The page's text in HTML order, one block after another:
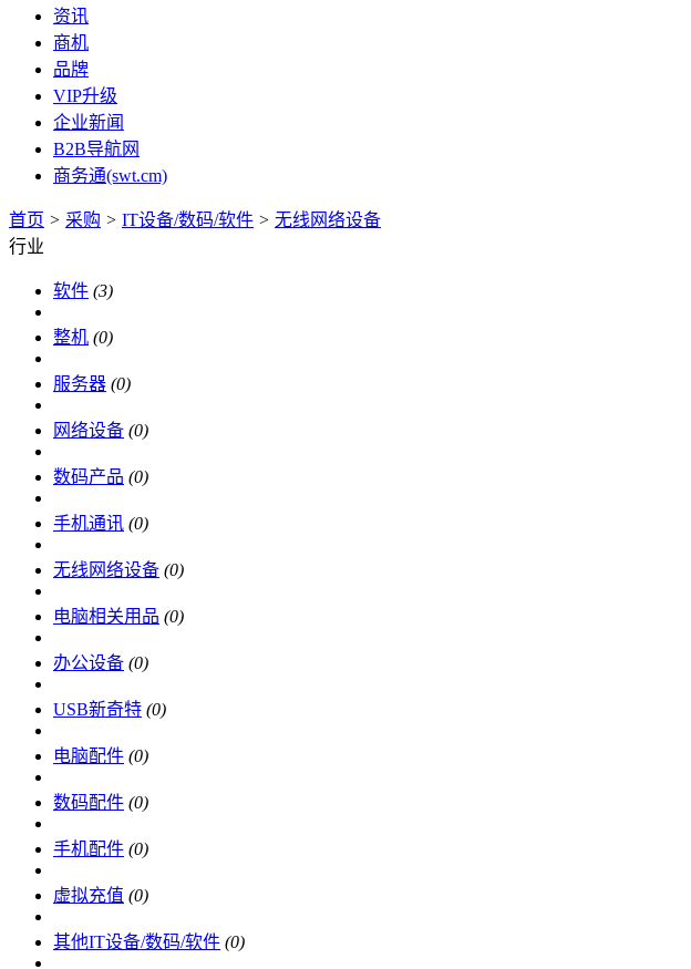
资讯
商机
品牌
VIP升级
企业新闻
B2B导航网
商务通(swt.cm)
首页 > 采购 > IT设备/数码/软件 > 无线网络设备
行业
软件 (3)
整机 (0)
服务器 (0)
网络设备 (0)
数码产品 (0)
手机通讯 (0)
无线网络设备 (0)
电脑相关用品 (0)
办公设备 (0)
USB新奇特 (0)
电脑配件 (0)
数码配件 (0)
手机配件 (0)
虚拟充值 (0)
其他IT设备/数码/软件 (0)